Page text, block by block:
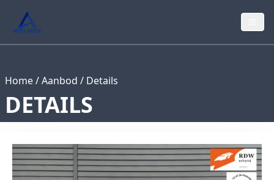
Home/Aanbod / Details
DETAILS